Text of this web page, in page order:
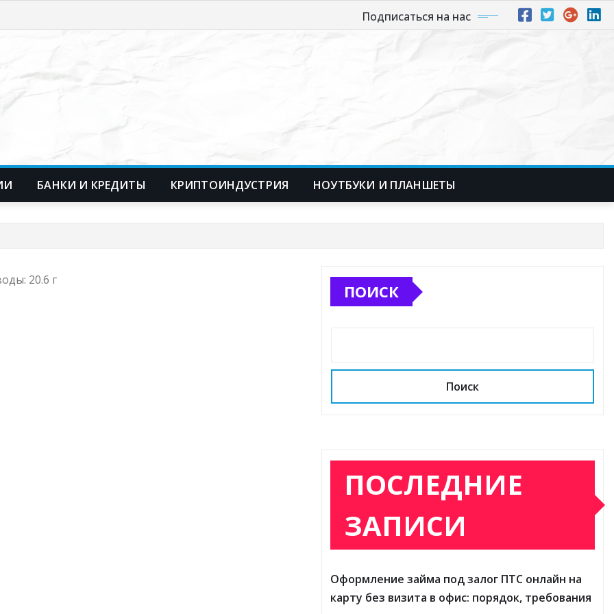
Подписаться на нас
БАНКИ И КРЕДИТЫ КРИПТОИНДУСТРИЯ НОУТБУКИ И ПЛАНШЕТЫ
20.6 г
ПОИСК
Поиск
ПОСЛЕДНИЕ
ЗАПИСИ
Оформление займа под залог ПТС онлайн на
карту без визита в офис: порядок, требования